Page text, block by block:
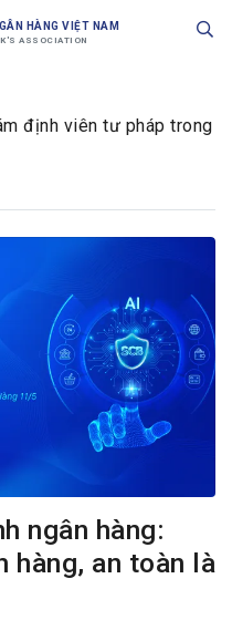
HÀNG VIỆT NAM
ASSOCIATION
định viên tư pháp trong
ngân hàng:
hàng, an toàn là